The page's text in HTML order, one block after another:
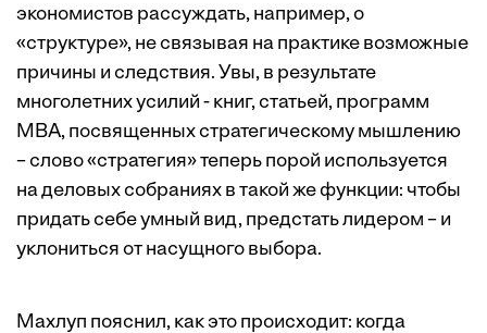
экономистов рассуждать, например, о
«структуре», не связывая на практике возможные
причины и следствия. Увы, в результате
многолетних усилий - книг, статьей, программ
MBA, посвященных стратегическому мышлению
– слово «стратегия» теперь порой используется
на деловых собраниях в такой же функции: чтобы
придать себе умный вид, предстать лидером – и
уклониться от насущного выбора.
Махлуп пояснил, как это происходит: когда